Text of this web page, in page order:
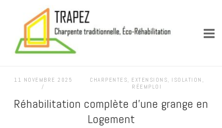
11 NOVEMBRE 2025 CHARPENTES, EXTENSIONS, ISOLATION ,
RÉEMPLOI
Réhabilitation complète d’une grange en
Logement